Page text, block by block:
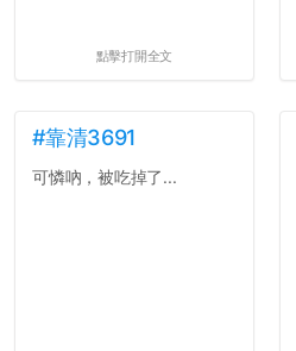
點擊打開全文
#靠清3691
可憐吶，被吃掉了...